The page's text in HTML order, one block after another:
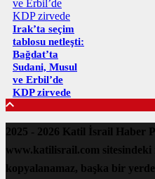
Irak’ta seçim
tablosu netleşti:
Bağdat’ta
Sudani, Musul
ve Erbil’de
KDP zirvede
2025 - 2026 Katil İsrail Haber
www.katilisrail.com
kopyalanamaz, başka bir